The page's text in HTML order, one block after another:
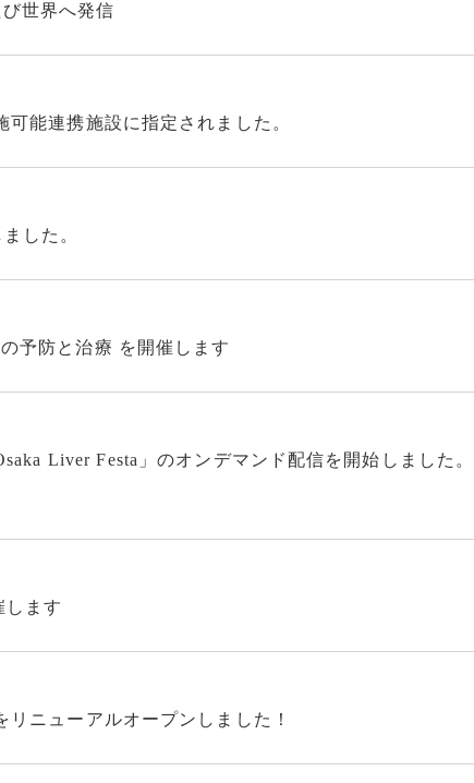
世界へ発信
能連携施設に指定されました。
した。
予防と治療 を開催します
Liver Festa」のオンデマンド配信を開始しました
します
ニューアルオープンしました！